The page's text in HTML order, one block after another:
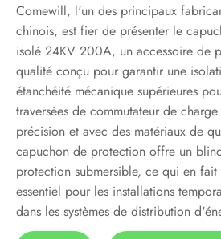
Comewill, l'un des principaux
chinois, est fier de présenter le
isolé 24KV 200A, un accessoire de
qualité conçu pour garantir une
étanchéité mécanique supérieures
traversées de commutateur de
précision et avec des matériaux de
capuchon de protection offre un
protection submersible, ce qui en
essentiel pour les installations
dans les systèmes de distribution